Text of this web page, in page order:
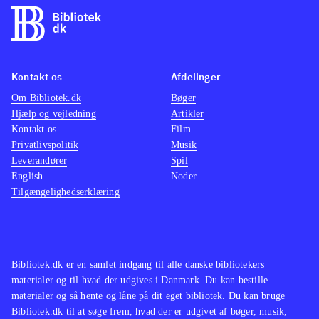
stemningsfulde underlægningsmusik
er blevet remixet og gameplayet har
også været under kærlig behandling.
af spilleren. Filmen Re:coded lader
mest til at være fyld til glæde for
hardcore fans. For novicer er der
hermed mulighed for at stifte
bekendtskab med en populær
spilserie. Eksisterende fans kan få et
glædeligt gensyn og tilmed udsat for
Spilserien Final fantasy, som også er
udviklet af Square Enix. Blandt andre
Final fantasy type-0 HD (Playstation
Bibliotek.dk er en samlet indgang til alle danske bibliotekers
materialer og til hvad der udgives i Danmark. Du kan bestille
materialer og så hente og låne på dit eget bibliotek. Du kan bruge
Bibliotek.dk til at søge frem, hvad der er udgivet af bøger, musik,
Kontakt os
Om Bibliotek.dk
Hjælp og vejledning
Kontakt os
Privatlivspolitik
Leverandører
English
Tilgængelighedserklæring
Afdelinger
Bøger
Artikler
Film
Musik
Spil
Noder